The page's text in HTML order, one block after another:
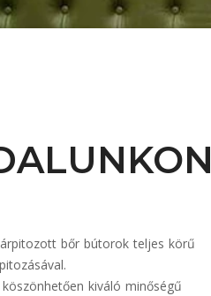
bőr bútorok teljes körű
kiváló minőségű